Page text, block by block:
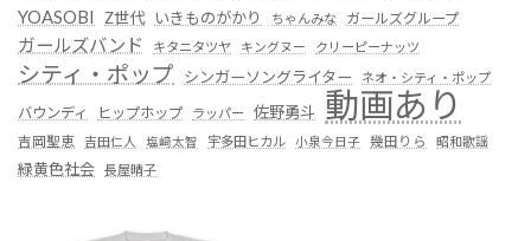
YOASOBI Z世代 いきものがかり ちゃんみな ガールズグループ
ガールズバンド キタニタツヤ キングヌー クリーピーナッツ
シティ・ポップ シンガーソングライター ネオ・シティ・ポップ
バウンディ ヒップホップ ラッパー 佐野勇斗 動画あり
吉岡聖恵 吉田仁人 塩﨑太智 宇多田ヒカル 小泉今日子 幾田りら 昭和歌謡
緑黄色社会 長屋晴子